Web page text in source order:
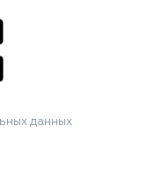
данных